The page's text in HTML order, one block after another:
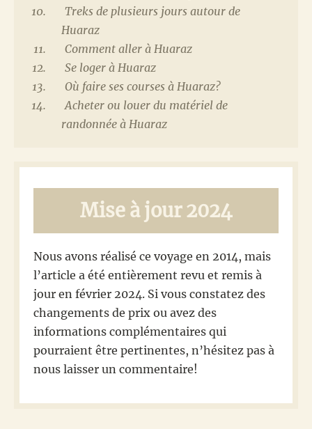
Treks de plusieurs jours autour de
Huaraz
Comment aller à Huaraz
Se loger à Huaraz
Où faire ses courses à Huaraz?
Acheter ou louer du matériel de
randonnée à Huaraz
Mise à jour 2024
Nous avons réalisé ce voyage en 2014, mais
l’article a été entièrement revu et remis à
jour en février 2024. Si vous constatez des
changements de prix ou avez des
informations complémentaires qui
pourraient être pertinentes, n’hésitez pas à
nous laisser un commentaire!